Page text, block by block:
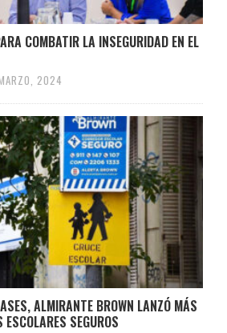
COMBATIR LA INSEGURIDAD EN EL
2024
ALMIRANTE BROWN LANZÓ MÁS
ESCOLARES SEGUROS